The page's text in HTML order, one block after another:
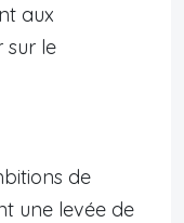
aux
sur le
de
une levée de